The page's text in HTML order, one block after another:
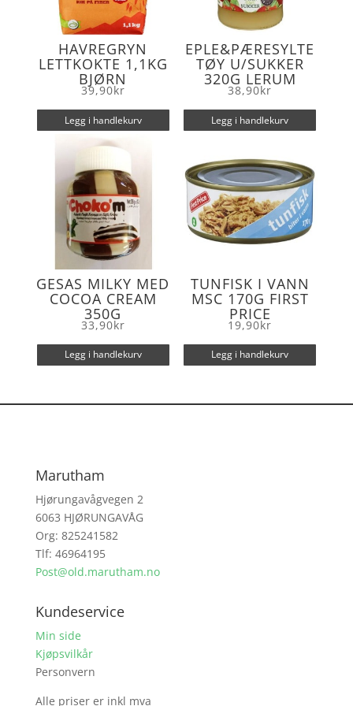
HAVREGRYN
LETTKOKTE 1,1KG
BJØRN
39,90kr
Legg i handlekurv
EPLE&PÆRESYLTE
TØY U/SUKKER
320G LERUM
38,90kr
Legg i handlekurv
GESAS MILKY MED
COCOA CREAM
350G
33,90kr
Legg i handlekurv
TUNFISK I VANN
MSC 170G FIRST
PRICE
19,90kr
Legg i handlekurv
Marutham
Hjørungavågvegen 2
6063 HJØRUNGAVÅG
Org: 825241582
Tlf: 46964195
Post@old.marutham.no
Kundeservice
Min side
Kjøpsvilkår
Personvern
Alle priser er inkl mva